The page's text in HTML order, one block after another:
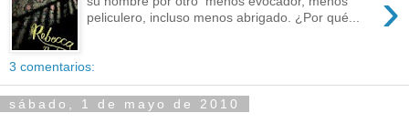
peliculero, incluso menos abrigado. ¿Por qué...
3 comentarios:
sábado, 1 de mayo de 2010